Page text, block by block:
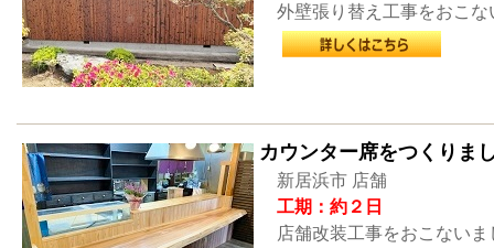
外壁張り替え工事をおこな
カウンター席をつくりま
新居浜市 店舗
工期：約２日
店舗改装工事をおこないま